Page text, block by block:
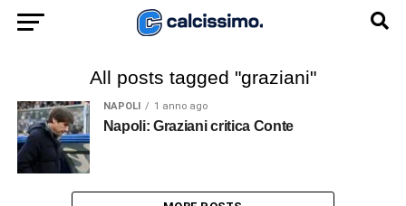
All posts tagged "graziani"
NAPOLI 1 anno ago
Napoli: Graziani critica Conte